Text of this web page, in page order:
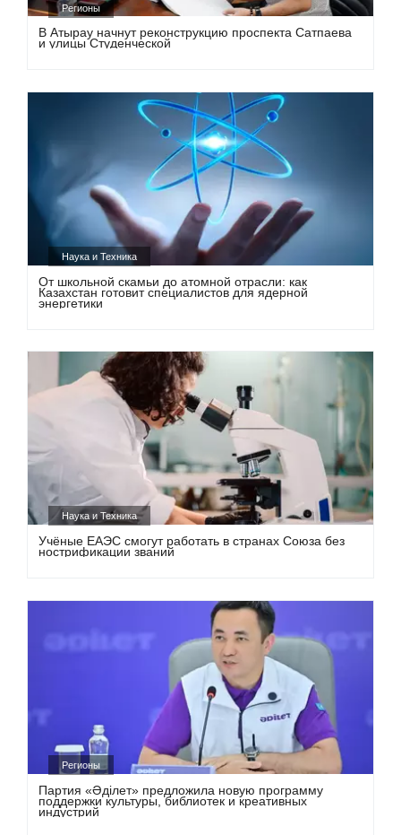
Регионы
В Атырау начнут реконструкцию проспекта Сатпаева
и улицы Студенческой
Наука и Техника
От школьной скамьи до атомной отрасли: как
Казахстан готовит специалистов для ядерной
энергетики
Наука и Техника
Учёные ЕАЭС смогут работать в странах Союза без
нострификации званий
Регионы
Партия «Әділет» предложила новую программу
поддержки культуры, библиотек и креативных
индустрий